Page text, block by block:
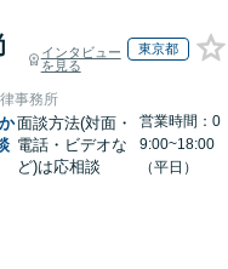
インタビュー
を見る
東京都
事務所
か面談方法(対面・
電話・ビデオな
ど)は応相談
営業時間：0
9:00~18:00
（平日）